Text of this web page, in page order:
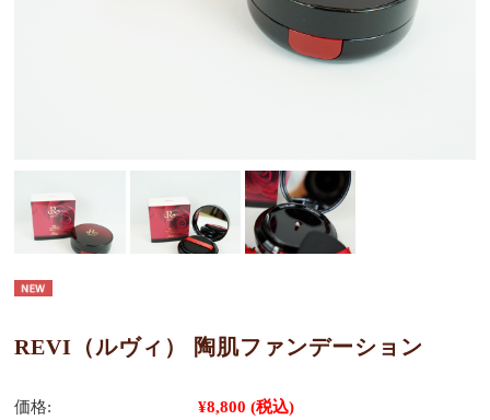
REVI（ルヴィ） 陶肌ファンデーション
価格: ¥8,800 (税込)